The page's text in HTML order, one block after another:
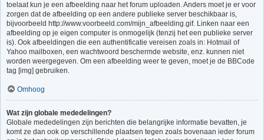
toelaat kun je een afbeelding naar het forum uploaden. Anders moet je er voor
zorgen dat de afbeelding op een andere publieke server beschikbaar is,
bijvoorbeeld http://www.voorbeeld.com/mijn_afbeelding.gif. Linken naar een
afbeelding op je eigen computer is onmogelijk (tenzij het een publieke server
is). Ook afbeeldingen die een authentificatie vereisen zoals in: Hotmail of
Yahoo mailboxen, een wachtwoord beschermde website, enz. kunnen niet
worden weergegeven. Om een afbeelding weer te geven, moet je de BBCode
tag [img] gebruiken.
Omhoog
Wat zijn globale mededelingen?
Globale mededelingen zijn berichten die belangrijke informatie bevatten, je
komt ze dan ook op verschillende plaatsen tegen zoals bovenaan ieder forum